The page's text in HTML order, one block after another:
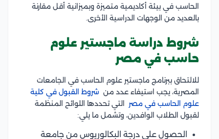
الحاسب في بيئة أكاديمية متميزة وبميزانية أقل مقارنة
بالعديد من الوجهات الدراسية الأخرى.
شروط دراسة ماجستير علوم
حاسب في مصر
للالتحاق ببرنامج ماجستير علوم الحاسب في الجامعات
المصرية، يجب استيفاء عدد من شروط القبول في كلية
علوم الحاسب في مصر
التي تحددها اللوائح المنظمة
لقبول الطلاب الوافدين، وتشمل ما يلي:
الحصول على درجة البكالوريوس من جامعة